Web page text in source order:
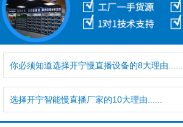
你必须知道选择开宁慢直播设备的8大理由......
选择开宁智能慢直播厂家的10大理由......